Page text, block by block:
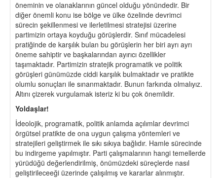
öneminin ve olanaklarının güncel olduğu yönündedir. Bir
diğer önemli konu ise bölge ve ülke özelinde devrimci
sürecin şekillenmesi ve ilerletilmesi stratejisi üzerine
partimizin ortaya koyduğu görüşlerdir. Sınıf mücadelesi
pratiğinde de karşılık bulan bu görüşlerin her biri ayrı ayrı
öneme sahiptir ve başkalarından ayırıcı özellikler
taşımaktadır. Partimizin stratejik programatik ve politik
görüşleri günümüzde ciddi karşılık bulmaktadır ve pratikte
olumlu sonuçları ile sınanmaktadır. Bunun farkında olmalıyız.
Altını çizerek vurgulamak isteriz ki bu çok önemlidir.
Yoldaşlar!
İdeolojik, programatik, politik anlamda açılımlar devrimci
örgütsel pratikte de ona uygun çalışma yöntemleri ve
stratejileri geliştirmek ile sıkı sıkıya bağlıdır. Hamle sürecinde
bu indirgeme yapılmıştır. Parti çalışmalarının hangi temellerde
yürüdüğü değerlendirilmiş, önümüzdeki süreçlerde nasıl
geliştirileceeği üzerinde çalışılmış ve kararlar alınmıştır.